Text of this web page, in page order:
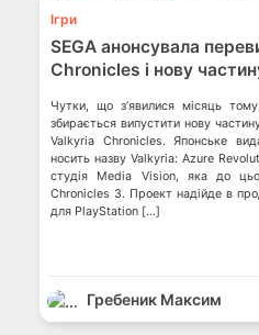
Ігри
SEGA анонсувала
Chronicles і нову
Чутки, що з’явилися місяць
збирається випустити нову
Valkyria Chronicles. Японське
носить назву Valkyria: Azure
студія Media Vision, яка до
Chronicles 3. Проект надійде в
для PlayStation […]
Гребеник Максим